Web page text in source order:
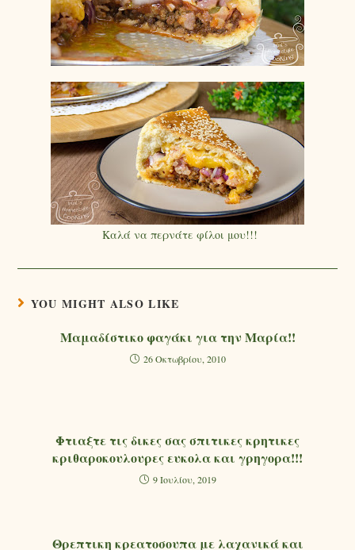
Καλά να περνάτε φίλοι μου!!!
YOU MIGHT ALSO LIKE
Μαμαδίστικο φαγάκι για την Μαρία!!
26 Οκτωβρίου, 2010
Φτιαξτε τις δικες σας σπιτικες κρητικες
κριθαροκουλουρες ευκολα και γρηγορα!!!
9 Ιουλίου, 2019
Θρεπτικη κρεατοσουπα με λαχανικά και